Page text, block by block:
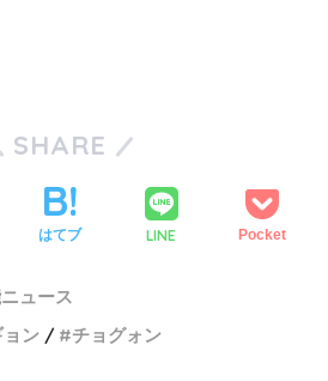
SHARE
はてブ LINE Pocket
ュース
ン チョグォン